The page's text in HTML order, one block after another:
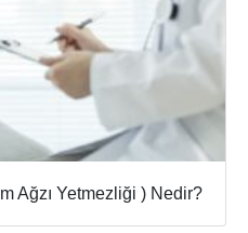
Ağzı Yetmezliği ) Nedir?